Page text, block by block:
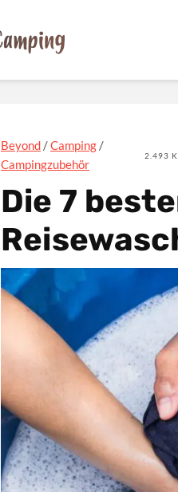
Beyond /Camping /
Campingzubehör
2.493
Die 7